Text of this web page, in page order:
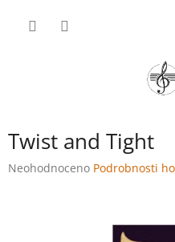
Twist and Tight
Průměrné
Neohodnoceno Podrobnosti